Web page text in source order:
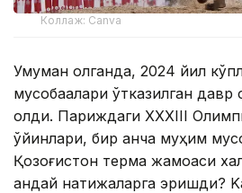
Коллаж: Canva
Умуман олганда, 2024 йил
мусобақалари ўтказилган
қолди. Париждаги XXXIII
ўйинлари, бир қанча муҳим
Қозоғистон терма жамоаси
қандай натижаларга эришди?